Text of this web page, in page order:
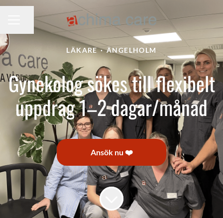
KARRIÄRMENY
Dela sidan
LÄKARE · ÄNGELHOLM
Gynekolog sökes till flexibelt
uppdrag 1–2 dagar/månad
Ansök nu ❤️